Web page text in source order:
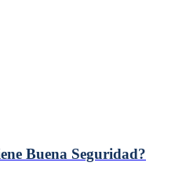
Buena Seguridad?